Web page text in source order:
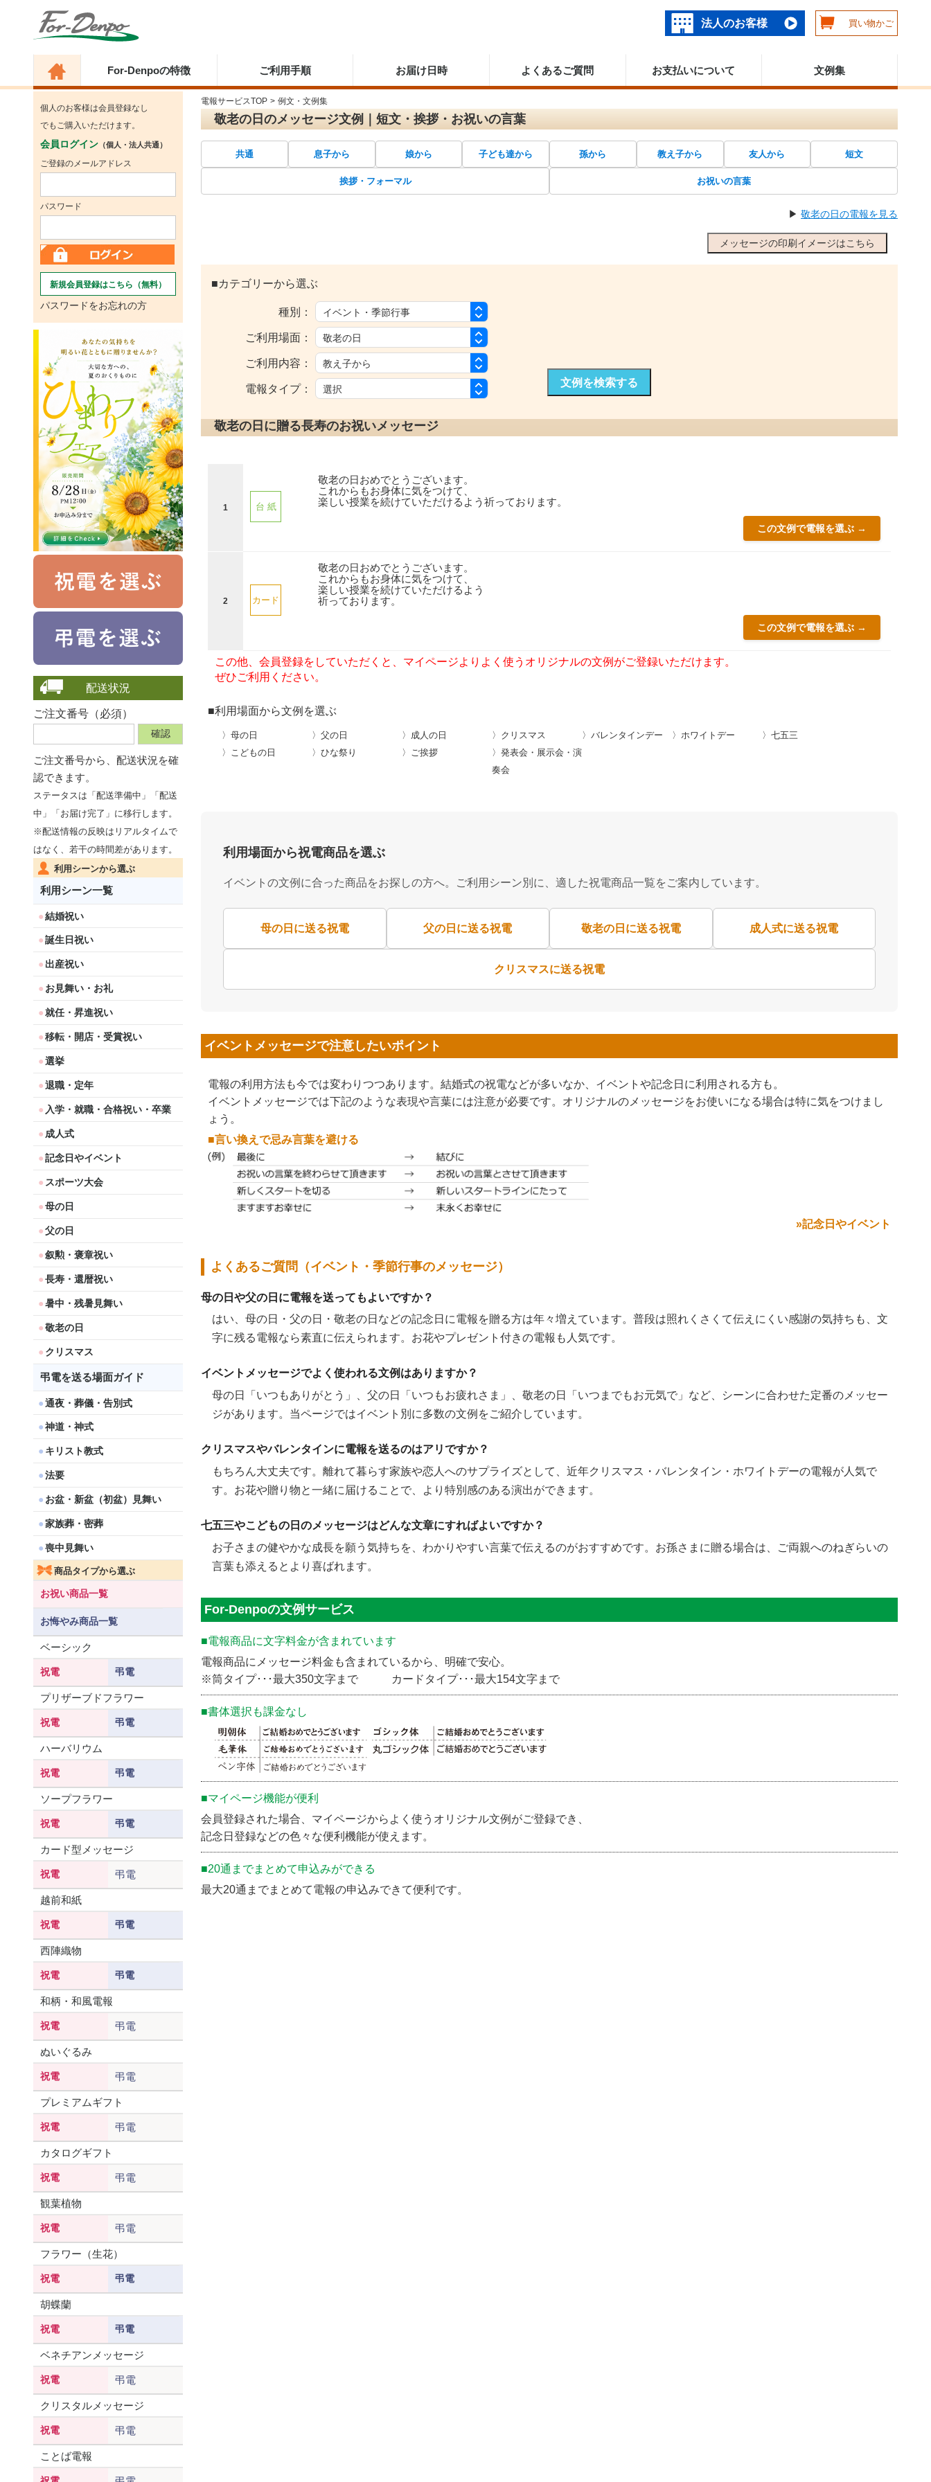
法人のお客様 買い物かご
For-Denpoの特徴 ご利用手順 お届け日時 よくあるご質問 お支払いについて 文例集
個人のお客様は会員登録なし
でもご購入いただけます。
会員ログイン （個人・法人共通）
ご登録のメールアドレス
パスワード
新規会員登録はこちら（無料）
パスワードをお忘れの方
配送状況
ご注文番号（必須）
ご注文番号から、 配送状況を確
認できます。
ステータスは「配送準備中」「配送
中」「お届け完了」に移行します。
※配送情報の反映はリアルタイムで
はなく、若干の時間差があります。
利用シーンから選ぶ
利用シーン一覧
結婚祝い
誕生日祝い
出産祝い
お見舞い・お礼
就任・昇進祝い
移転・開店・受賞祝い
選挙
退職・定年
入学・就職・合格祝い・卒業
成人式
記念日やイベント
スポーツ大会
母の日
父の日
叙勲・褒章祝い
長寿・還暦祝い
暑中・残暑見舞い
敬老の日
クリスマス
弔電を送る場面ガイド
通夜・葬儀・告別式
神道・神式
キリスト教式
法要
お盆・新盆（初盆）見舞い
家族葬・密葬
喪中見舞い
商品タイプから選ぶ
お祝い商品一覧
お悔やみ商品一覧
ベーシック
祝電 弔電
プリザーブドフラワー
祝電 弔電
ハーバリウム
祝電 弔電
ソープフラワー
祝電 弔電
カード型メッセージ
祝電 弔電
越前和紙
祝電 弔電
西陣織物
祝電 弔電
和柄・和風電報
祝電 弔電
ぬいぐるみ
祝電 弔電
プレミアムギフト
祝電 弔電
カタログギフト
祝電 弔電
観葉植物
祝電 弔電
フラワー（生花）
祝電 弔電
胡蝶蘭
祝電 弔電
ベネチアンメッセージ
祝電 弔電
クリスタルメッセージ
祝電 弔電
ことば電報
電報サービスTOP > 例文・文例集
敬老の日のメッセージ文例｜短文・挨拶・お祝いの言葉
共通 息子から 娘から 子ども達から 孫から 教え子から 友人から 短文
挨拶・フォーマル お祝いの言葉
▶ 敬老の日の電報を見る
メッセージの印刷イメージはこちら
■カテゴリーから選ぶ
種別：
ご利用場面：
ご利用内容：
電報タイプ：
文例を検索する
敬老の日に贈る長寿のお祝いメッセージ
1 台 紙
敬老の日おめでとうございます。
これからもお身体に気をつけて、
楽しい授業を続けていただけるよう祈っております。
この文例で電報を選ぶ →
2 カード
敬老の日おめでとうございます。
これからもお身体に気をつけて、
楽しい授業を続けていただけるよう
祈っております。
この文例で電報を選ぶ →
この他、会員登録をしていただくと、マイページよりよく使うオリジナルの文例がご登録いただけます。
ぜひご利用ください。
■利用場面から文例を選ぶ
〉母の日 〉父の日 〉成人の日 〉クリスマス 〉バレンタインデー 〉ホワイトデー
〉七五三
〉こどもの日
〉ひな祭り 〉ご挨拶
〉発表会・展示会・演
奏会
利用場面から祝電商品を選ぶ
イベントの文例に合った商品をお探しの方へ。ご利用シーン別に、適した祝電商品一覧をご案内しています。
母の日に送る祝電 父の日に送る祝電 敬老の日に送る祝電 成人式に送る祝電
クリスマスに送る祝電
イベントメッセージで注意したいポイント
電報の利用方法も今では変わりつつあります。結婚式の祝電などが多いなか、イベントや記念日に利用される方も。
イベントメッセージでは下記のような表現や言葉には注意が必要です。オリジナルのメッセージをお使いになる場合は特に気をつけまし
ょう。
■言い換えで忌み言葉を避ける
»記念日やイベント
よくあるご質問（イベント・季節行事のメッセージ）
母の日や父の日に電報を送ってもよいですか？
はい、母の日・父の日・敬老の日などの記念日に電報を贈る方は年々増えています。普段は照れくさくて伝えにくい感謝の気持ちも、文
字に残る電報なら素直に伝えられます。お花やプレゼント付きの電報も人気です。
イベントメッセージでよく使われる文例はありますか？
母の日「いつもありがとう」、父の日「いつもお疲れさま」、敬老の日「いつまでもお元気で」など、シーンに合わせた定番のメッセー
ジがあります。当ページではイベント別に多数の文例をご紹介しています。
クリスマスやバレンタインに電報を送るのはアリですか？
もちろん大丈夫です。離れて暮らす家族や恋人へのサプライズとして、近年クリスマス・バレンタイン・ホワイトデーの電報が人気で
す。お花や贈り物と一緒に届けることで、より特別感のある演出ができます。
七五三やこどもの日のメッセージはどんな文章にすればよいですか？
お子さまの健やかな成長を願う気持ちを、わかりやすい言葉で伝えるのがおすすめです。お孫さまに贈る場合は、ご両親へのねぎらいの
言葉も添えるとより喜ばれます。
For-Denpoの文例サービス
■電報商品に文字料金が含まれています
電報商品にメッセージ料金も含まれているから、明確で安心。
※筒タイプ･･･最大350文字まで カードタイプ･･･最大154文字まで
■書体選択も課金なし
■マイページ機能が便利
会員登録された場合、マイページからよく使うオリジナル文例がご登録でき、
記念日登録などの色々な便利機能が使えます。
■20通までまとめて申込みができる
最大20通までまとめて電報の申込みできて便利です。